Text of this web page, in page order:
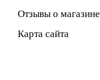
Отзывы о магазине
Карта сайта